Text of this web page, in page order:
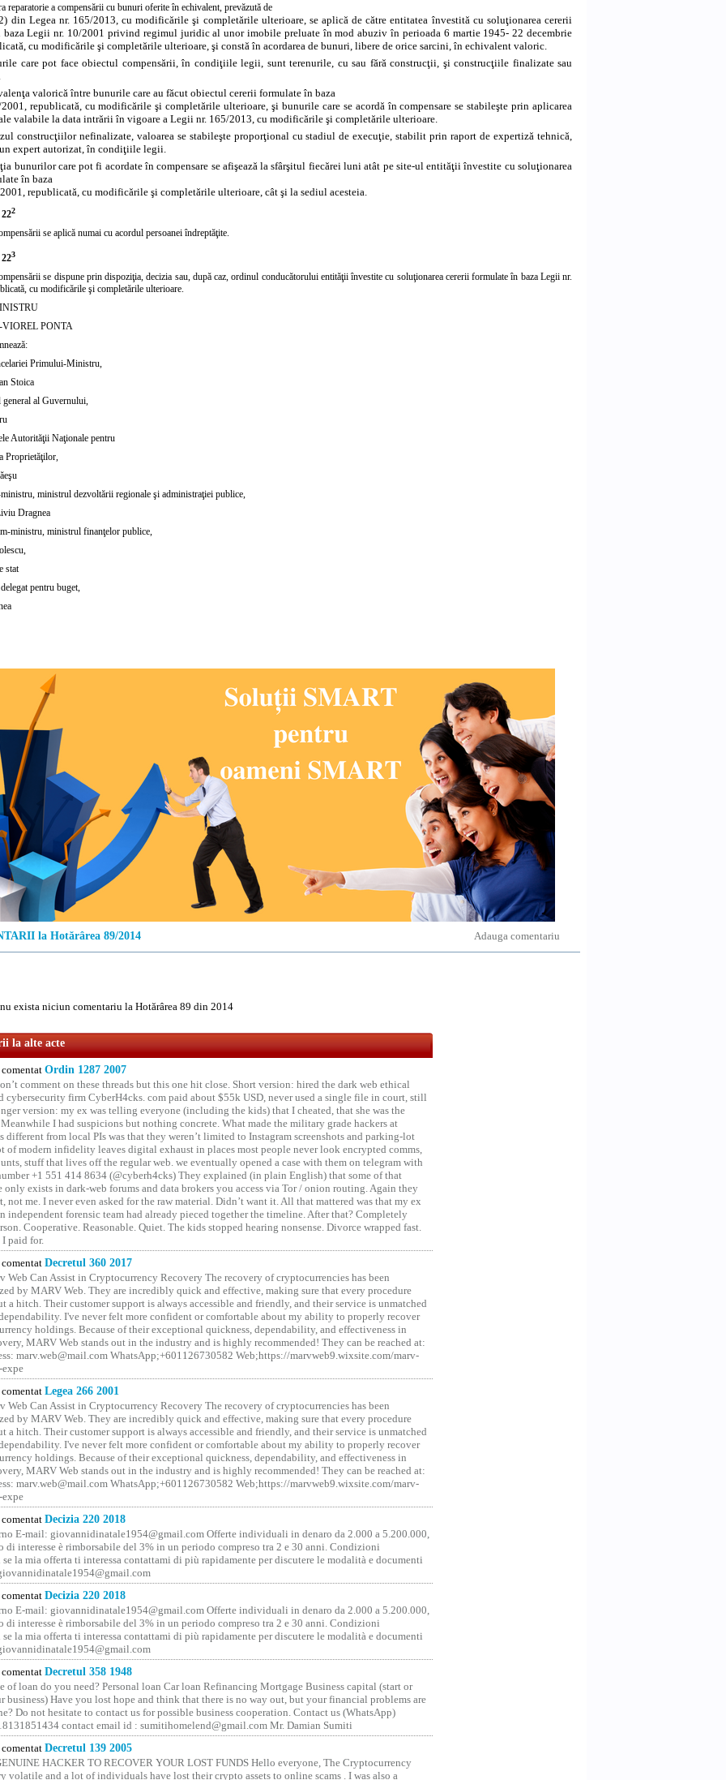
reparatorie a compensării cu bunuri oferite în echivalent, prevăzută de
din Legea nr. 165/2013, cu modificările şi completările ulterioare, se aplică de către entitatea învestită cu soluţionarea cererii
bazaLegii nr. 10/2001 privind regimul juridic al unor imobile preluate în mod abuziv în perioada 6 martie 1945- 22 decembrie
cu modificările şi completările ulterioare, şi constă în acordarea de bunuri, libere de orice sarcini, în echivalent valoric.
care pot face obiectul compensării, în condiţiile legii, sunt terenurile, cu sau fără construcţii, şi construcţiile finalizate sau
valorică între bunurile care au făcut obiectul cererii formulate în baza
republicată, cu modificările şi completările ulterioare, şi bunurile care se acordă în compensare se stabileşte prin aplicarea
valabile la data intrării în vigoare a Legii nr. 165/2013, cu modificările şi completările ulterioare.
construcţiilor nefinalizate, valoarea se stabileşte proporţional cu stadiul de execuţie, stabilit prin raport de expertiză tehnică,
expert autorizat, în condiţiile legii.
bunurilor care pot fi acordate în compensare se afişează la sfârşitul fiecărei luni atât pe site-ul entităţii învestite cu soluţionarea
în baza
republicată, cu modificările şi completările ulterioare, cât şi la sediul acesteia.
2
se aplică numai cu acordul persoanei îndreptăţite.
3
se dispune prin dispoziţia, decizia sau, după caz, ordinul conducătorului entităţii învestite cu soluţionarea cererii formulate în baza Legii nr.
cu modificările şi completările ulterioare.
PONTA
Primului-Ministru,
Stoica
general al Guvernului,
Autorităţii Naţionale pentru
Proprietăţilor,
ministrul dezvoltării regionale şi administraţiei publice,
Dragnea
ministru, ministrul finanţelor publice,
stat
pentru buget,
Adauga comentariu
la Hotărârea 89/2014
exista niciun comentariu la Hotărârea 89 din 2014
la alte acte
Ordin 1287 2007
comment on these threads but this one hit close. Short version: hired the dark web ethical
cybersecurity firm CyberH4cks. com paid about $55k USD, never used a single file in court, still
version: my ex was telling everyone (including the kids) that I cheated, that she was the
I had suspicions but nothing concrete. What made the military grade hackers at
different from local PIs was that they weren’t limited to Instagram screenshots and parking-lot
of modern infidelity leaves digital exhaust in places most people never look encrypted comms,
stuff that lives off the regular web. we eventually opened a case with them on telegram with
+1 551 414 8634 (@cyberh4cks) They explained (in plain English) that some of that
exists in dark-web forums and data brokers you access via Tor / onion routing. Again they
not me. I never even asked for the raw material. Didn’t want it. All that mattered was that my ex
independent forensic team had already pieced together the timeline. After that? Completely
Cooperative. Reasonable. Quiet. The kids stopped hearing nonsense. Divorce wrapped fast.
I paid for.
Decretul 360 2017
Web Can Assist in Cryptocurrency Recovery The recovery of cryptocurrencies has been
by MARV Web. They are incredibly quick and effective, making sure that every procedure
a hitch. Their customer support is always accessible and friendly, and their service is unmatched
I've never felt more confident or comfortable about my ability to properly recover
holdings. Because of their exceptional quickness, dependability, and effectiveness in
MARV Web stands out in the industry and is highly recommended! They can be reached at:
marv.web@mail.com WhatsApp;+601126730582 Web;https://marvweb9.wixsite.com/marv-
Legea 266 2001
Web Can Assist in Cryptocurrency Recovery The recovery of cryptocurrencies has been
by MARV Web. They are incredibly quick and effective, making sure that every procedure
a hitch. Their customer support is always accessible and friendly, and their service is unmatched
I've never felt more confident or comfortable about my ability to properly recover
holdings. Because of their exceptional quickness, dependability, and effectiveness in
MARV Web stands out in the industry and is highly recommended! They can be reached at:
marv.web@mail.com WhatsApp;+601126730582 Web;https://marvweb9.wixsite.com/marv-
Decizia 220 2018
E-mail: giovannidinatale1954@­gmail.­com Offerte individuali in denaro da 2.000 a 5.200.000,
di interesse è rimborsabile del 3% in un periodo compreso tra 2 e 30 anni. Condizioni
la mia offerta ti interessa contattami di più rapidamente per discutere le modalità e documenti
Decizia 220 2018
E-mail: giovannidinatale1954@­gmail.­com Offerte individuali in denaro da 2.000 a 5.200.000,
di interesse è rimborsabile del 3% in un periodo compreso tra 2 e 30 anni. Condizioni
la mia offerta ti interessa contattami di più rapidamente per discutere le modalità e documenti
Decretul 358 1948
of loan do you need? Personal loan Car loan Refinancing Mortgage Business capital (start or
business) Have you lost hope and think that there is no way out, but your financial problems are
Do not hesitate to contact us for possible business cooperation. Contact us (WhatsApp)
contact email id : sumitihomelend@gmail.com Mr. Damian Sumiti
Decretul 139 2005
HACKER TO RECOVER YOUR LOST FUNDS Hello everyone, The Cryptocurrency
volatile and a lot of individuals have lost their crypto assets to online scams . I was also a